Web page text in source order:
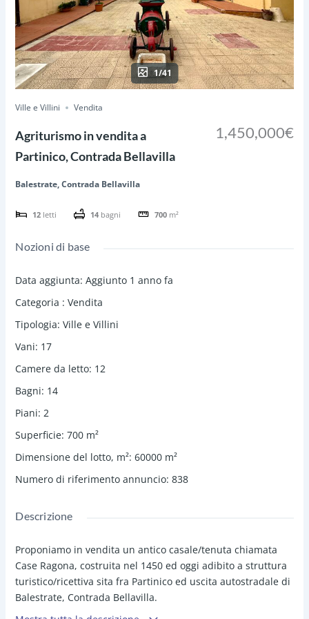
1/41
Ville e Villini Vendita
Agriturismo in vendita a
Partinico, Contrada Bellavilla
Balestrate, Contrada Bellavilla
12 letti 14 bagni 700 m²
1,450,000€
Nozioni di base
Data aggiunta: Aggiunto 1 anno fa
Categoria : Vendita
Tipologia: Ville e Villini
Vani: 17
Camere da letto: 12
Bagni: 14
Piani: 2
Superficie: 700 m²
Dimensione del lotto, m²: 60000 m²
Numero di riferimento annuncio: 838
Descrizione
Proponiamo in vendita un antico casale/tenuta chiamata
Case Ragona, costruita nel 1450 ed oggi adibito a struttura
turistico/ricettiva sita fra Partinico ed uscita autostradale di
Balestrate, Contrada Bellavilla.